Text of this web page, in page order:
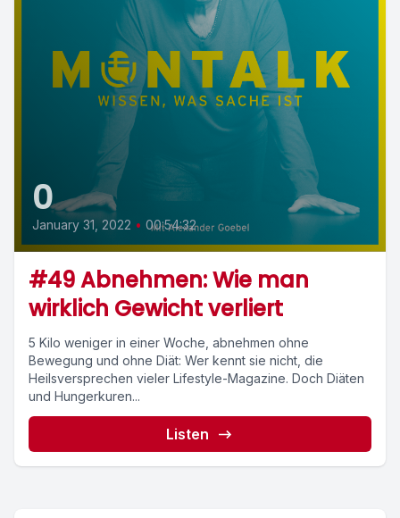
0
January 31, 2022 • 00:54:32
#49 Abnehmen: Wie man
wirklich Gewicht verliert
5 Kilo weniger in einer Woche, abnehmen ohne
Bewegung und ohne Diät: Wer kennt sie nicht, die
Heilsversprechen vieler Lifestyle-Magazine. Doch Diäten
und Hungerkuren...
Listen